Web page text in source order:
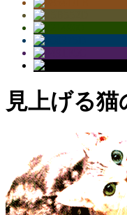
見上げる